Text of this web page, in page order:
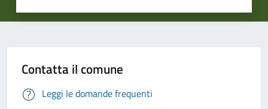
Contatta il comune
Leggi le domande frequenti